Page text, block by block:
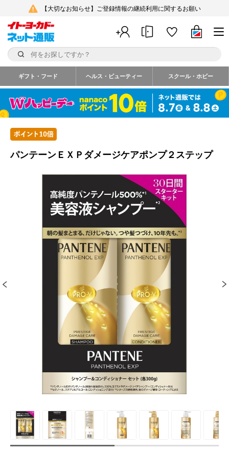
【大切なお知らせ】ご登録情報の継続利用に関するお願い
ギフト・フード ヘルス・ビューティー スクール・ホビー
パンテーンＥＸＰダメージケアポンプ２ステップ